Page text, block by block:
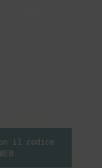
il codice